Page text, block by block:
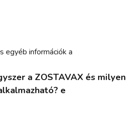
egyéb információk a
a ZOSTAVAX és milyen
e